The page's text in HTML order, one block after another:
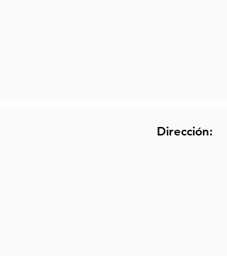
Dirección: